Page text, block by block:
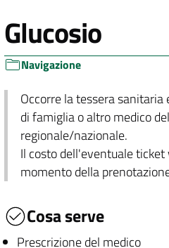
Glucosio
Navigazione
Occorre la tessera
di famiglia o altro medico
regionale/nazionale.
Il costo dell'eventuale
momento della
Cosa serve
Prescrizione del medico